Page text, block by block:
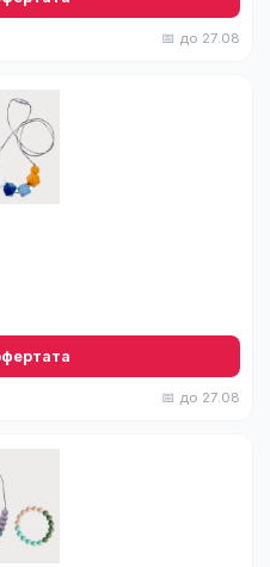
📅 до 27.08
📅 до 27.08